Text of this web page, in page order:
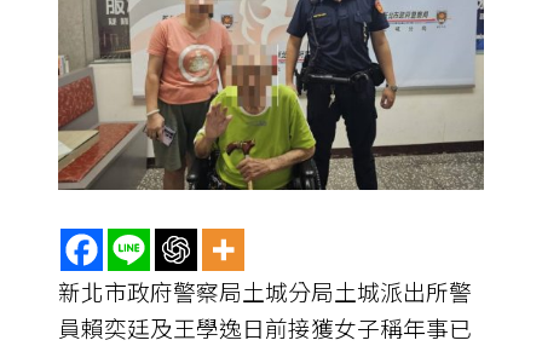
新北市政府警察局土城分局土城派出所警
員賴奕廷及王學逸日前接獲女子稱年事已